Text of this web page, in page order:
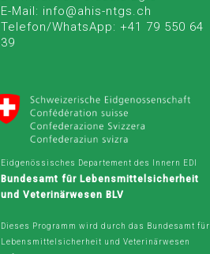
E-Mail: info@ahis-ntgs.ch
Telefon/WhatsApp: +41 79 550 64
39
Eidgenössisches Departement des Innern EDI
Bundesamt für Lebensmittelsicherheit
und Veterinärwesen BLV
Dieses Programm wird durch das Bundesamt für
Lebensmittelsicherheit und Veterinärwesen